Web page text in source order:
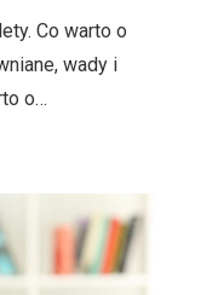
Co warto o
wady i
o…